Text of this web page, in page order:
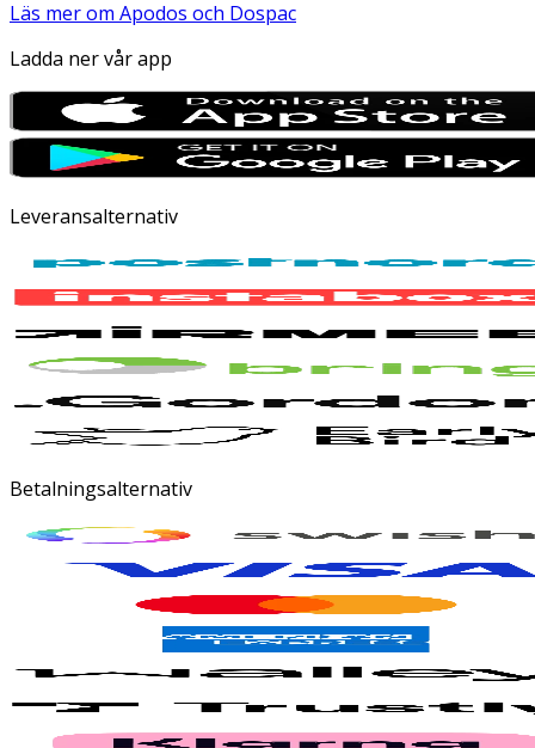
Läs mer om Apodos och Dospac
Ladda ner vår app
Leveransalternativ
Betalningsalternativ